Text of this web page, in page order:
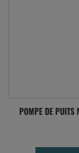
POMPE DE